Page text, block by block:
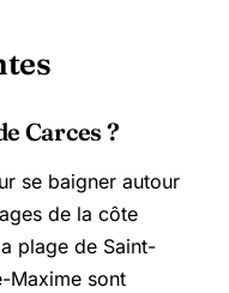
Carces ?
se baigner autour
de la côte
plage de Saint-
Maxime sont